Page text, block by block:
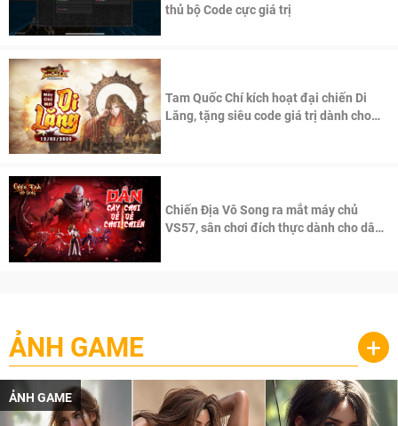
thủ bộ Code cực giá trị
Tam Quốc Chí kích hoạt đại chiến Di
Lăng, tặng siêu code giá trị dành cho
Chiến Địa Vô Song ra mắt máy chủ
VS57, sân chơi đích thực dành cho dân
ẢNH GAME +
ẢNH GAME